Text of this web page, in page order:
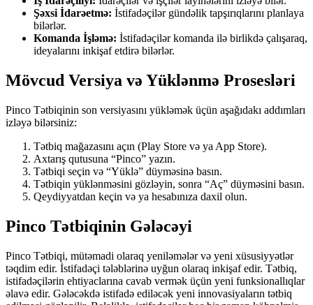
Şəxsi İdarəetmə: İstifadəçilər gündəlik tapşırıqlarını planlaya
bilərlər.
Komanda İşləmə: İstifadəçilər komanda ilə birlikdə çalışaraq,
ideyalarını inkişaf etdirə bilərlər.
Mövcud Versiya və Yüklənmə Prosesləri
Pinco Tətbiqinin son versiyasını yükləmək üçün aşağıdakı addımları
izləyə bilərsiniz:
Tətbiq mağazasını açın (Play Store və ya App Store).
Axtarış qutusuna “Pinco” yazın.
Tətbiqi seçin və “Yüklə” düyməsinə basın.
Tətbiqin yüklənməsini gözləyin, sonra “Aç” düyməsini basın.
Qeydiyyatdan keçin və ya hesabınıza daxil olun.
Pinco Tətbiqinin Gələcəyi
Pinco Tətbiqi, mütəmadi olaraq yeniləmələr və yeni xüsusiyyətlər
təqdim edir. İstifadəçi tələblərinə uyğun olaraq inkişaf edir. Tətbiq,
istifadəçilərin ehtiyaclarına cavab vermək üçün yeni funksionallıqlar
əlavə edir. Gələcəkdə istifadə ediləcək yeni innovasiyaların tətbiq